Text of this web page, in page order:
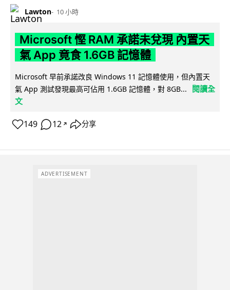
Lawton 10 小時
Microsoft 慳 RAM 承諾未兌現 內置天
氣 App 竟食 1.6GB 記憶體
Microsoft 早前承諾改良 Windows 11 記憶體使用，但內置天
氣 App 測試發現最高可佔用 1.6GB 記憶體，對 8GB...
閱讀全
文
149 12 ↗ 分享
ADVERTISEMENT